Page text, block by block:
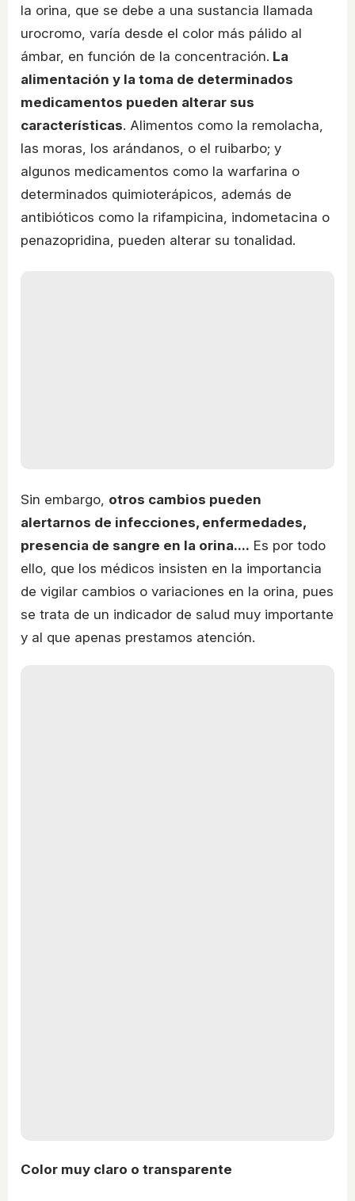
la orina, que se debe a una sustancia llamada
urocromo, varía desde el color más pálido al
ámbar, en función de la concentración. La
alimentación y la toma de determinados
medicamentos pueden alterar sus
características. Alimentos como la remolacha,
las moras, los arándanos, o el ruibarbo; y
algunos medicamentos como la warfarina o
determinados quimioterápicos, además de
antibióticos como la rifampicina, indometacina o
penazopridina, pueden alterar su tonalidad.
Sin embargo, otros cambios pueden
alertarnos de infecciones, enfermedades,
presencia de sangre en la orina.... Es por todo
ello, que los médicos insisten en la importancia
de vigilar cambios o variaciones en la orina, pues
se trata de un indicador de salud muy importante
y al que apenas prestamos atención.
Color muy claro o transparente